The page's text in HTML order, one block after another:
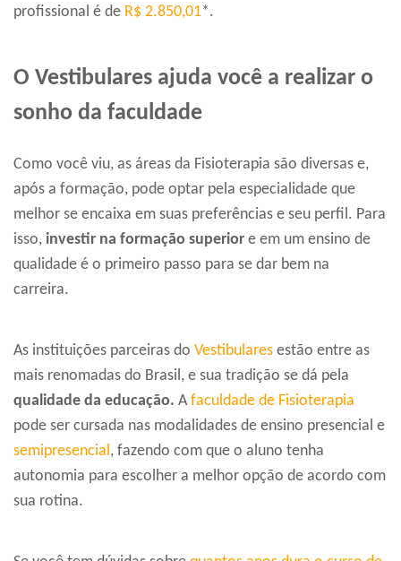
profissional é de R$ 2.850,01*.
O Vestibulares ajuda você a realizar o
sonho da faculdade
Como você viu, as áreas da Fisioterapia são diversas e,
após a formação, pode optar pela especialidade que
melhor se encaixa em suas preferências e seu perfil. Para
isso, investir na formação superior e em um ensino de
qualidade é o primeiro passo para se dar bem na
carreira.
As instituições parceiras do Vestibulares estão entre as
mais renomadas do Brasil, e sua tradição se dá pela
qualidade da educação. Afaculdade de Fisioterapia
pode ser cursada nas modalidades de ensino presencial e
semipresencial, fazendo com que o aluno tenha
autonomia para escolher a melhor opção de acordo com
sua rotina.